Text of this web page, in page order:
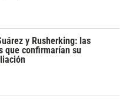
y Rusherking: las
que confirmarían su